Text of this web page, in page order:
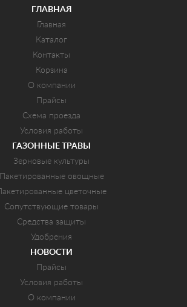
ГЛАВНАЯ
Главная
Каталог
Контакты
Корзина
О компании
Прайсы
Схема проезда
Условия работы
ГАЗОННЫЕ ТРАВЫ
Зерновые культуры
Пакетированные овощные
Пакетированные цветочные
Сопутствующие товары
Средства защиты
Удобрения
НОВОСТИ
Прайсы
Условия работы
О компании